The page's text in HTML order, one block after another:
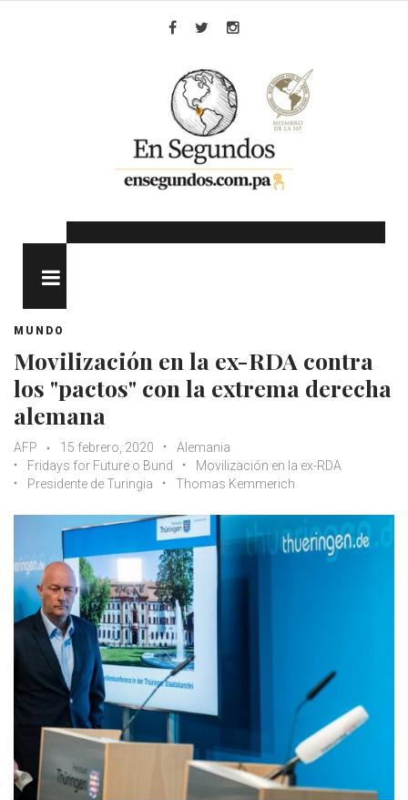
MUNDO
Movilización en la ex-RDA contra
los "pactos" con la extrema derecha
alemana
AFP 15 febrero, 2020
Alemania
Fridays for Future o Bund
Movilización en la ex-RDA
Presidente de Turingia
Thomas Kemmerich